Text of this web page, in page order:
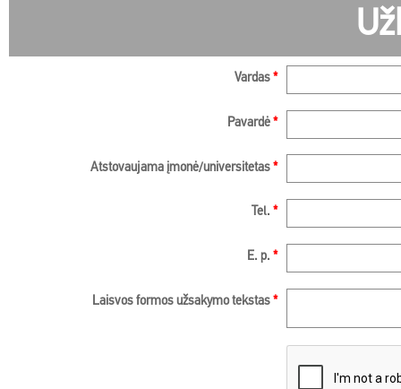
Vardas *
Pavardė *
Atstovaujama įmonė/universitetas *
Tel. *
E. p. *
Laisvos formos užsakymo tekstas *